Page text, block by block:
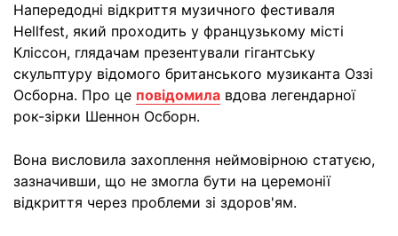
Напередодні відкриття музичного фестиваля
Hellfest, який проходить у французькому місті
Кліссон, глядачам презентували гігантську
скульптуру відомого британського музиканта Оззі
Осборна. Про це повідомила вдова легендарної
рок-зірки Шеннон Осборн.
Вона висловила захоплення неймовірною статуєю,
зазначивши, що не змогла бути на церемонії
відкриття через проблеми зі здоров'ям.